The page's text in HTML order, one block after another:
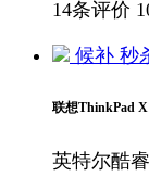
14条评价
候补 秒
联想ThinkPad
英特尔酷